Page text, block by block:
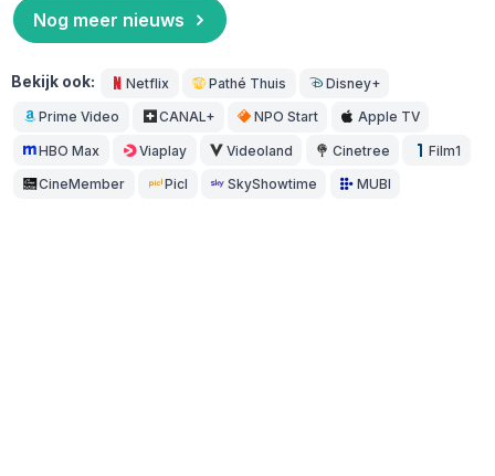
Nog meer nieuws
Bekijk ook: Netflix Pathé Thuis Disney+
Prime Video CANAL+ NPO Start Apple TV
HBO Max Viaplay Videoland Cinetree Film1
CineMember Picl SkyShowtime MUBI